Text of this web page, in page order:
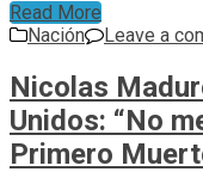
Read More
Nación
Leave a
Nicolas
Unidos: “No
Primero